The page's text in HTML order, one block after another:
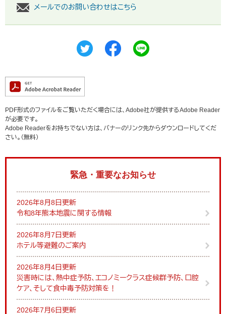
メールでのお問い合わせはこちら
PDF形式のファイルをご覧いただく場合には、Adobe社が提供するAdobe Reader
が必要です。
Adobe Readerをお持ちでない方は、バナーのリンク先からダウンロードしてくだ
さい。（無料）
緊急・重要なお知らせ
2026年8月8日更新
令和8年熊本地震に関する情報
2026年8月7日更新
ホテル等避難のご案内
2026年8月4日更新
災害時には、熱中症予防、エコノミークラス症候群予防、口腔
ケア、そして食中毒予防対策を！
2026年7月6日更新